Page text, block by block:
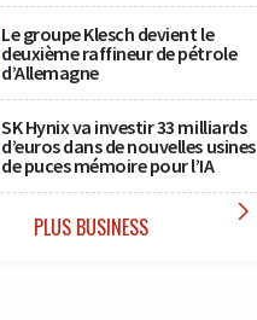
Le groupe Klesch devient le
deuxième raffineur de pétrole
d’Allemagne
SK Hynix va investir 33 milliards
d’euros dans de nouvelles usines
de puces mémoire pour l’IA
PLUS BUSINESS 